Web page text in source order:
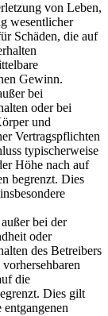
von Leben,
wesentlicher
Schäden, die auf
Gewinn.
bei
oder bei
und
Vertragspflichten
typischerweise
Höhe nach auf
begrenzt. Dies
bei der
oder
des Betreibers
die
Dies gilt
entgangenen